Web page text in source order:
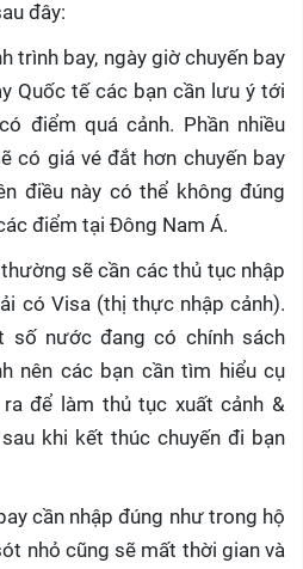
đây:
trình bay, ngày giờ chuyến bay
Quốc tế các bạn cần lưu ý tới
điểm quá cảnh. Phần nhiều
có giá vé đắt hơn chuyến bay
điều này có thể không đúng
điểm tại Đông Nam Á.
thường sẽ cần các thủ tục nhập
có Visa (thị thực nhập cảnh).
số nước đang có chính sách
nên các bạn cần tìm hiểu cụ
để làm thủ tục xuất cảnh &
khi kết thúc chuyến đi bạn
cần nhập đúng như trong hộ
nhỏ cũng sẽ mất thời gian và